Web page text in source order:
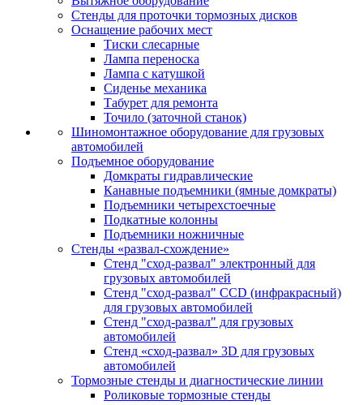
Стенды для проточки тормозных дисков
Оснащение рабочих мест
Тиски слесарные
Лампа переноска
Лампа с катушкой
Сиденье механика
Табурет для ремонта
Точило (заточной станок)
Шиномонтажное оборудование для грузовых
автомобилей
Подъемное оборудование
Домкраты гидравлические
Канавные подъемники (ямные домкраты)
Подъемники четырехстоечные
Подкатные колонны
Подъемники ножничные
Стенды «развал-схождение»
Стенд "сход-развал" электронный для
грузовых автомобилей
Стенд "сход-развал" CCD (инфракрасный)
для грузовых автомобилей
Стенд "сход-развал" для грузовых
автомобилей
Стенд «сход-развал» 3D для грузовых
автомобилей
Тормозные стенды и диагностические линии
Роликовые тормозные стенды